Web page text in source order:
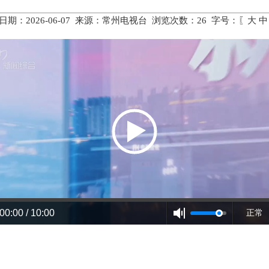
期：2026-06-07 来源：常州电视台 浏览次数： 26 字号：〖 大 中
00:00 / 10:00 正常